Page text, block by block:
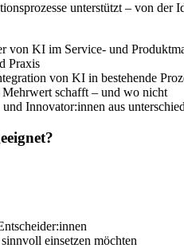
unterstützt – von der
von KI im Service- und
Praxis
von KI in bestehende
schafft – und wo nicht
Innovator:innen aus
einsetzen möchten